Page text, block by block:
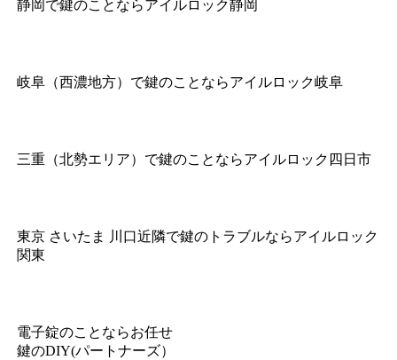
静岡で鍵のことならアイルロック静岡
岐阜（西濃地方）で鍵のことならアイルロック岐阜
三重（北勢エリア）で鍵のことならアイルロック四日市
東京 さいたま 川口近隣で鍵のトラブルならアイルロック
関東
電子錠のことならお任せ
鍵のDIY(パートナーズ）